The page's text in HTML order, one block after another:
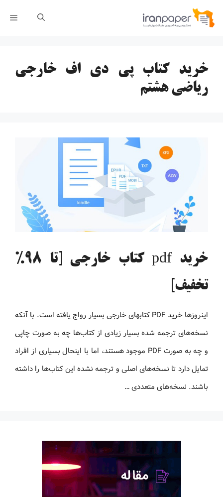
پرش
خرید کتاب پی دی اف خارجی
ریاضی هشتم
خرید pdf کتاب خارجی [تا 98%
تخفیف]
اینروزها خرید PDF کتاب‎های خارجی بسیار رواج یافته است. با آنکه
نسخه‌های ترجمه شده بسیار زیادی از کتاب‌ها چه به صورت چاپی
و چه به صورت PDF موجود هستند، اما با اینحال بسیاری از افراد
تمایل دارد تا نسخه‌های اصلی و ترجمه نشده این کتاب‌ها را داشته
باشند. نسخه‌های متعددی …